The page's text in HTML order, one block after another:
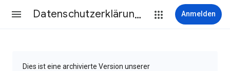
Datenschutzerklärung & Nutzungsbedingungen Anmelden
Dies ist eine archivierte Version unserer